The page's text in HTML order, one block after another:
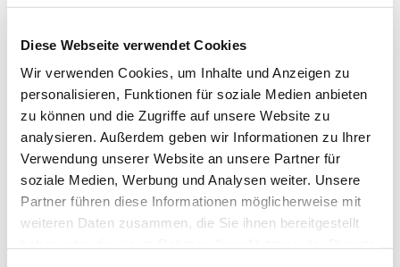
Diese Webseite verwendet Cookies
Wir verwenden Cookies, um Inhalte und Anzeigen zu
personalisieren, Funktionen für soziale Medien anbieten
zu können und die Zugriffe auf unsere Website zu
analysieren. Außerdem geben wir Informationen zu Ihrer
Verwendung unserer Website an unsere Partner für
soziale Medien, Werbung und Analysen weiter. Unsere
Partner führen diese Informationen möglicherweise mit
weiteren Daten zusammen, die Sie ihnen bereitgestellt